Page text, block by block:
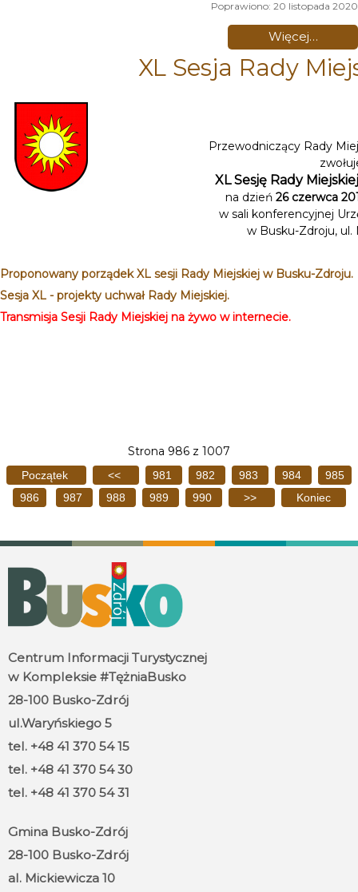
Poprawiono: 20 listopada 2020
Więcej…
XL Sesja Rady
Przewodniczący Rady
XL Sesję Rady
na dzień 26 czerwca
w sali konferencyjnej
w Busku-Zdroju, ul.
Proponowany porządek XL sesji Rady Miejskiej w Busku-Zdroju.
Sesja XL - projekty uchwał Rady Miejskiej.
Transmisja Sesji Rady Miejskiej na żywo w internecie.
Strona 986 z 1007
Początek << 981 982 983 984
985
986
987 988 989 990 >> Koniec
Centrum Informacji Turystycznej
w Kompleksie #TężniaBusko
28-100 Busko-Zdrój
ul.Waryńskiego 5
tel. +48 41 370 54 15
tel. +48 41 370 54 30
tel. +48 41 370 54 31
Gmina Busko-Zdrój
28-100 Busko-Zdrój
al. Mickiewicza 10